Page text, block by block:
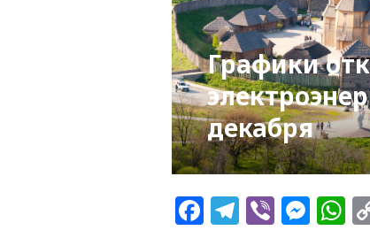
Графики
декабря
Facebook
Telegram
Viber